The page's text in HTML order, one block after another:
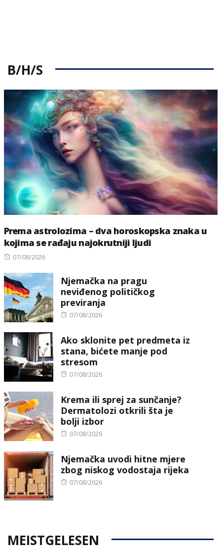
B/H/S
Prema astrolozima – dva horoskopska znaka u
kojima se rađaju najokrutniji ljudi
Posted
07/08/2026
Njemačka na pragu
neviđenog političkog
previranja
Posted
07/08/2026
Ako sklonite pet predmeta iz
stana, bićete manje pod
stresom
Posted
07/08/2026
Krema ili sprej za sunčanje?
Dermatolozi otkrili šta je
bolji izbor
Posted
07/08/2026
Njemačka uvodi hitne mjere
zbog niskog vodostaja rijeka
Posted
07/08/2026
MEISTGELESEN